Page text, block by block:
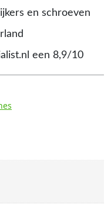
en schroeven
een 8,9/10